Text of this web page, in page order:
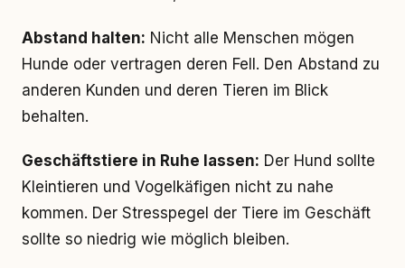
Abstand halten: Nicht alle Menschen mögen
Hunde oder vertragen deren Fell. Den Abstand zu
anderen Kunden und deren Tieren im Blick
behalten.
Geschäftstiere in Ruhe lassen: Der Hund sollte
Kleintieren und Vogelkäfigen nicht zu nahe
kommen. Der Stresspegel der Tiere im Geschäft
sollte so niedrig wie möglich bleiben.